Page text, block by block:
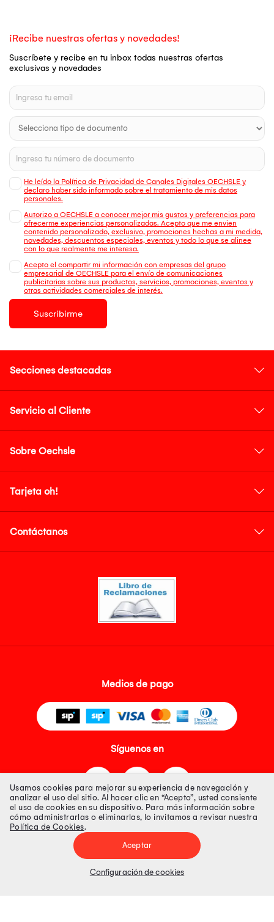
¡Recibe nuestras ofertas y novedades!
Suscríbete y recibe en tu inbox todas nuestras ofertas
exclusivas y novedades
He leído la Política de Privacidad de Canales Digitales OECHSLE y
declaro haber sido informado sobre el tratamiento de mis datos
personales.
Autorizo a OECHSLE a conocer mejor mis gustos y preferencias para
ofrecerme experiencias personalizadas. Acepto que me envien
contenido personalizado, exclusivo, promociones hechas a mi medida,
novedades, descuentos especiales, eventos y todo lo que se alinee
con lo que realmente me interesa.
Acepto el compartir mi información con empresas del grupo
empresarial de OECHSLE para el envío de comunicaciones
publicitarias sobre sus productos, servicios, promociones, eventos y
otras actividades comerciales de interés.
Suscribirme
Secciones destacadas
Servicio al Cliente
Sobre Oechsle
Tarjeta oh!
Contáctanos
Medios de pago
Síguenos en
Tienda 100% Segura
Tiendas Peruanas S.A. R.U.C. Nº 20493020618. Todos los derechos
Precios disponibles solo en www.oechsle.pe. Precios online publicados
Usamos cookies para mejorar su experiencia de navegación y
analizar el uso del sitio. Al hacer clic en “Acepto”, usted consiente
el uso de cookies en su dispositivo. Para más información sobre
cómo administrarlas o eliminarlas, lo invitamos a revisar nuestra
Política de Cookies.
Aceptar
Configuración de cookies